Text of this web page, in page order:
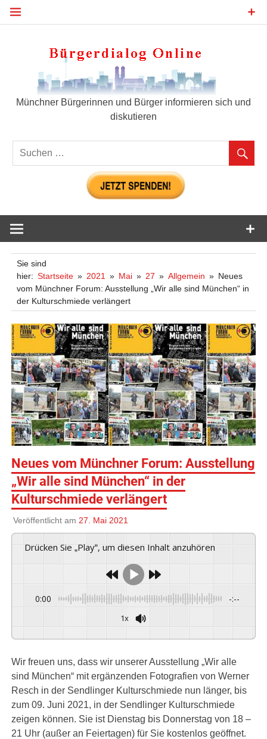
Zum
Münchner Bürgerinnen und Bürger informieren sich und
diskutieren
Sie sind
hier: Startseite 2021 Mai 27 Allgemein
Neues
vom Münchner Forum: Ausstellung „Wir alle sind München“ in
der Kulturschmiede verlängert
Neues vom Münchner Forum: Ausstellung
„Wir alle sind München“ in der
Kulturschmiede verlängert
Veröffentlicht am 27. Mai 2021
Drücken Sie „Play“, um diesen Inhalt anzuhören
0:00 -:--
1x
GSpeech
Wir freuen uns, dass wir unserer Ausstellung „Wir alle
sind München“ mit ergänzenden Fotografien von Werner
Resch in der Sendlinger Kulturschmiede nun länger, bis
zum 09. Juni 2021, in der Sendlinger Kulturschmiede
zeigen können. Sie ist Dienstag bis Donnerstag von 18 –
21 Uhr (außer an Feiertagen) für Sie kostenlos geöffnet.